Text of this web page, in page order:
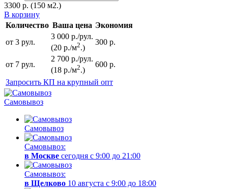
3300 р. (150 м2.)
В корзину
Количество Ваша цена Экономия
от 3 рул.
3 000 р./рул.
(20 р./м2.)
300 р.
от 7 рул.
2 700 р./рул.
(18 р./м2.)
600 р.
Запросить КП на крупный опт
Самовывоз
Самовывоз
Самовывоз:
в Москве сегодня с 9:00 до 21:00
Самовывоз:
в Щелково 10 августа с 9:00 до 18:00